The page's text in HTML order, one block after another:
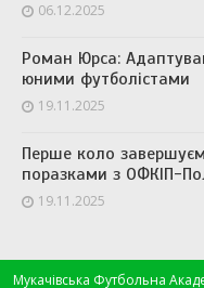
06.12.2025
Роман Юрса:
юними футболістами
19.11.2025
Перше коло
поразками з ОФКІП-
19.11.2025
Мукачівська Футбольна